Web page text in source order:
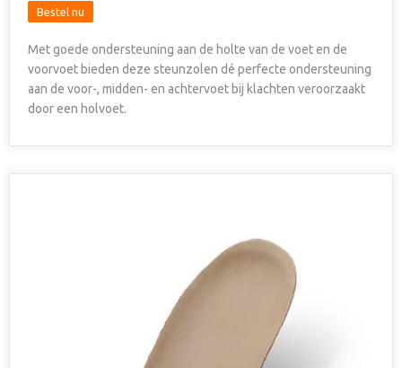
Bestel nu
heeft
meerdere
variaties.
Deze
kan
Met goede ondersteuning aan de holte van de voet en de
voorvoet bieden deze steunzolen dé perfecte ondersteuning
aan de voor-, midden- en achtervoet bij klachten veroorzaakt
door een holvoet.